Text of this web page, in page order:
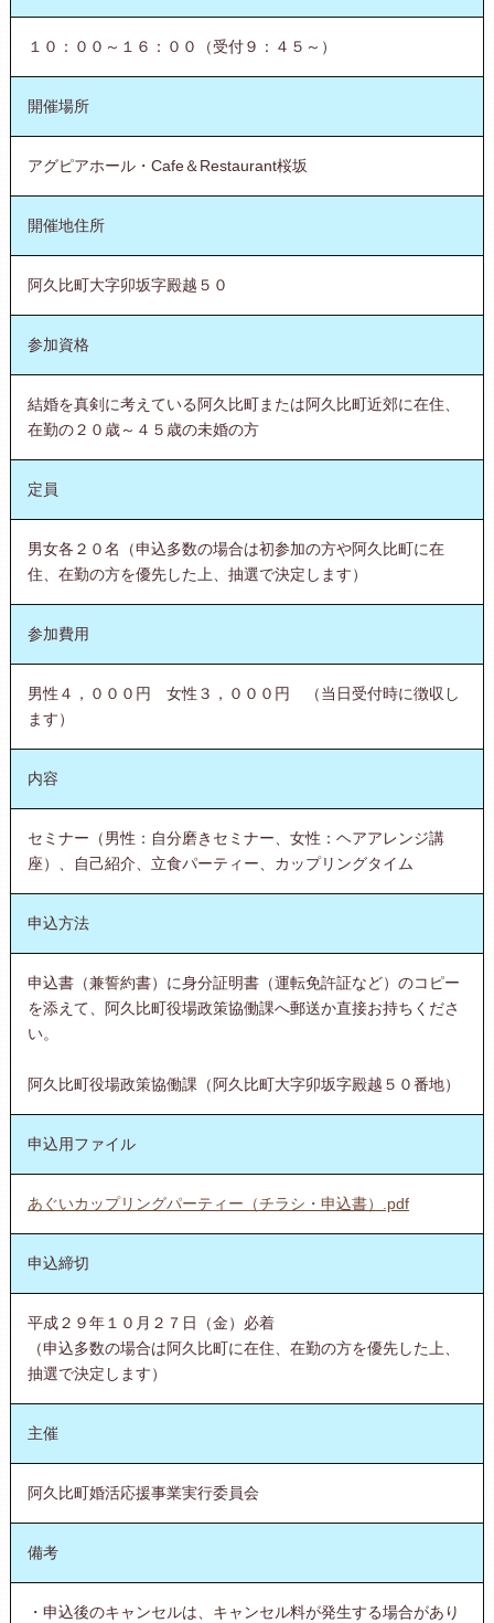
１０：００～１６：００（受付９：４５～）
開催場所
アグピアホール・Cafe＆Restaurant桜坂
開催地住所
阿久比町大字卯坂字殿越５０
参加資格
結婚を真剣に考えている阿久比町または阿久比町近郊に在住、
在勤の２０歳～４５歳の未婚の方
定員
男女各２０名（申込多数の場合は初参加の方や阿久比町に在
住、在勤の方を優先した上、抽選で決定します）
参加費用
男性４，０００円 女性３，０００円 （当日受付時に徴収し
ます）
内容
セミナー（男性：自分磨きセミナー、女性：ヘアアレンジ講
座）、自己紹介、立食パーティー、カップリングタイム
申込方法
申込書（兼誓約書）に身分証明書（運転免許証など）のコピー
を添えて、阿久比町役場政策協働課へ郵送か直接お持ちくださ
い。
阿久比町役場政策協働課（阿久比町大字卯坂字殿越５０番地）
申込用ファイル
あぐいカップリングパーティー（チラシ・申込書）.pdf
申込締切
平成２９年１０月２７日（金）必着
（申込多数の場合は阿久比町に在住、在勤の方を優先した上、
抽選で決定します）
主催
阿久比町婚活応援事業実行委員会
備考
・申込後のキャンセルは、キャンセル料が発生する場合があり